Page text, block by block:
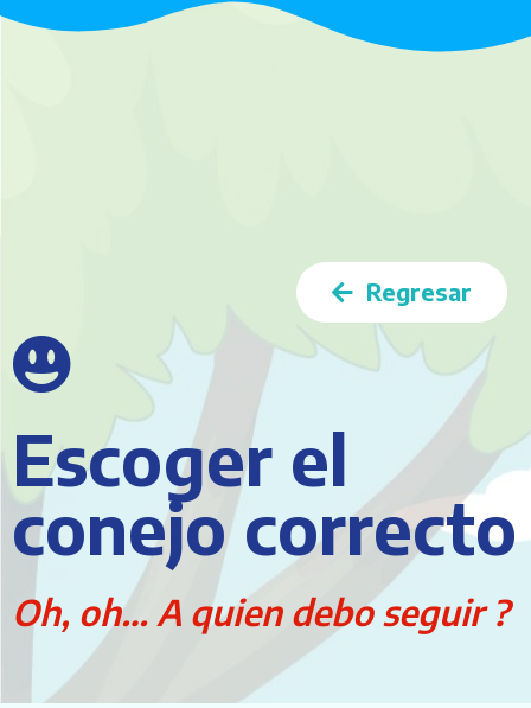
Regresar
Escoger el
conejo correcto
Oh, oh… A quien debo seguir ?